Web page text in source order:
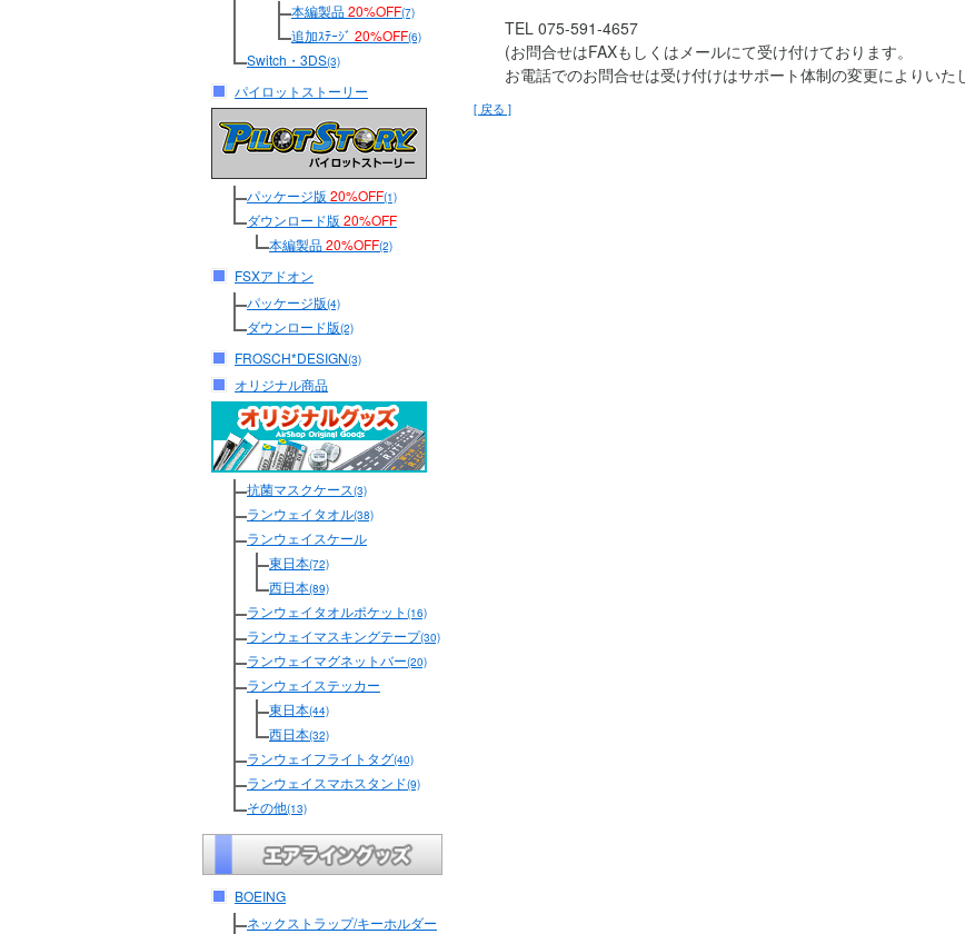
本編製品20%OFF(7)
追加ｽﾃｰｼﾞ 20%OFF(6)
Switch・3DS(3)
パイロットストーリー
パッケージ版 20%OFF(1)
ダウンロード版 20%OFF
本編製品20%OFF(2)
FSXアドオン
パッケージ版(4)
ダウンロード版(2)
FROSCH*DESIGN(3)
オリジナル商品
抗菌マスクケース(3)
ランウェイタオル(38)
ランウェイスケール
東日本(72)
西日本(89)
ランウェイタオルポケット (16)
ランウェイマスキングテープ(30)
ランウェイマグネットバー(20)
ランウェイステッカー
東日本(44)
西日本(32)
ランウェイフライトタグ(40)
ランウェイスマホスタンド(9)
その他(13)
BOEING
ネックストラップ/キーホルダー
TEL 075-591-4657
(お問合せはFAXもしくはメールにて受け付けております。
お電話でのお問合せは受け付けはサポート体制の変更によりいた
[ 戻る ]